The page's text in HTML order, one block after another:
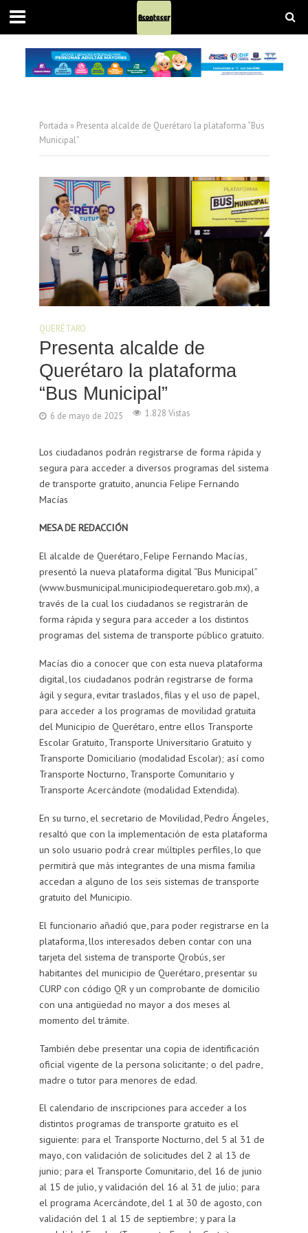
Portada » Presenta alcalde de Querétaro la plataforma “Bus
Municipal”
QUERÉTARO
Presenta alcalde de
Querétaro la plataforma
“Bus Municipal”
6 de mayo de 2025 1.828 Vistas
Los ciudadanos podrán registrarse de forma rápida y
segura para acceder a diversos programas del sistema
de transporte gratuito, anuncia Felipe Fernando
Macías
MESA DE REDACCIÓN
El alcalde de Querétaro, Felipe Fernando Macías,
presentó la nueva plataforma digital “Bus Municipal”
(www.busmunicipal.municipiodequeretaro.gob.mx), a
través de la cual los ciudadanos se registrarán de
forma rápida y segura para acceder a los distintos
programas del sistema de transporte público gratuito.
Macías dio a conocer que con esta nueva plataforma
digital, los ciudadanos podrán registrarse de forma
ágil y segura, evitar traslados, filas y el uso de papel,
para acceder a los programas de movilidad gratuita
del Municipio de Querétaro, entre ellos Transporte
Escolar Gratuito, Transporte Universitario Gratuito y
Transporte Domiciliario (modalidad Escolar); así como
Transporte Nocturno, Transporte Comunitario y
Transporte Acercándote (modalidad Extendida).
En su turno, el secretario de Movilidad, Pedro Ángeles,
resaltó que con la implementación de esta plataforma
un solo usuario podrá crear múltiples perfiles, lo que
permitirá que más integrantes de una misma familia
accedan a alguno de los seis sistemas de transporte
gratuito del Municipio.
El funcionario añadió que, para poder registrarse en la
plataforma, llos interesados deben contar con una
tarjeta del sistema de transporte Qrobús, ser
habitantes del municipio de Querétaro, presentar su
CURP con código QR y un comprobante de domicilio
con una antigüedad no mayor a dos meses al
momento del trámite.
También debe presentar una copia de identificación
oficial vigente de la persona solicitante; o del padre,
madre o tutor para menores de edad.
El calendario de inscripciones para acceder a los
distintos programas de transporte gratuito es el
siguiente: para el Transporte Nocturno, del 5 al 31 de
mayo, con validación de solicitudes del 2 al 13 de
junio; para el Transporte Comunitario, del 16 de junio
al 15 de julio, y validación del 16 al 31 de julio; para
el programa Acercándote, del 1 al 30 de agosto, con
validación del 1 al 15 de septiembre; y para la